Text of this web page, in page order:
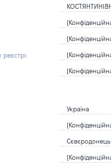
Україна